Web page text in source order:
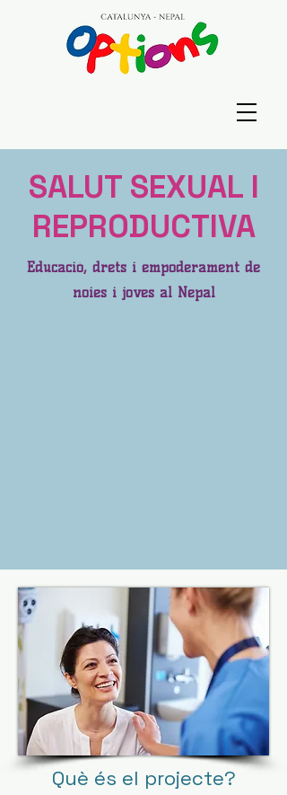
SALUT SEXUAL I
REPRODUCTIVA
Educació, drets i empoderament de
noies i joves al Nepal
Què és el projecte?